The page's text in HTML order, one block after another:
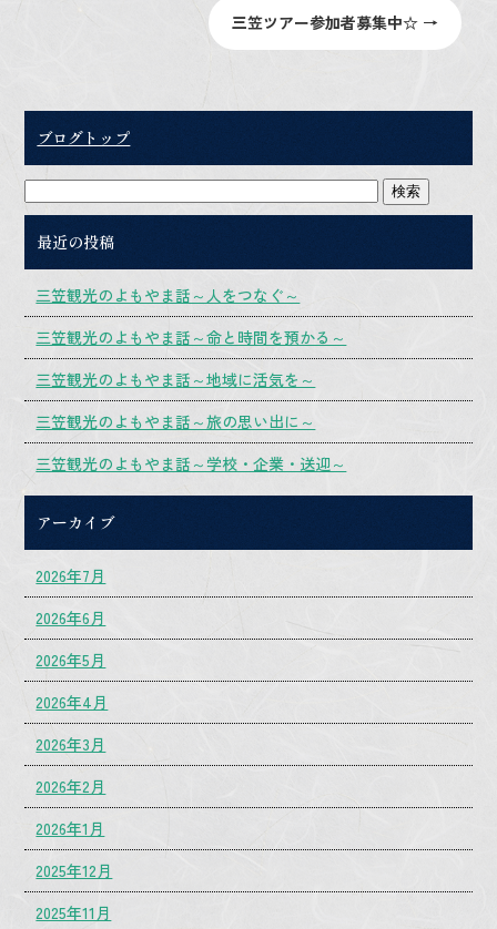
三笠ツアー参加者募集中☆ →
ブログトップ
最近の投稿
三笠観光のよもやま話～人をつなぐ～
三笠観光のよもやま話～命と時間を預かる～
三笠観光のよもやま話～地域に活気を～
三笠観光のよもやま話～旅の思い出に～
三笠観光のよもやま話～学校・企業・送迎～
アーカイブ
2026年7月
2026年6月
2026年5月
2026年4月
2026年3月
2026年2月
2026年1月
2025年12月
2025年11月